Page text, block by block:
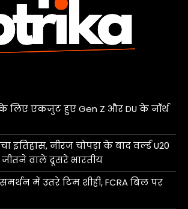
लिए एकजुट हुए Gen Z और DU के नॉर्थ
इतिहास, नीरज चोपड़ा के बाद वर्ल्ड U20
वाले दूसरे भारतीय
में उतरे टिम शीही, FCRA बिल पर